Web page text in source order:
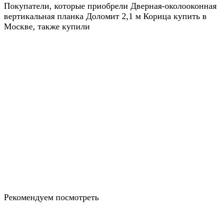
Покупатели, которые приобрели Дверная-околооконная
вертикальная планка Доломит 2,1 м Корица купить в
Москве, также купили
Рекомендуем посмотреть